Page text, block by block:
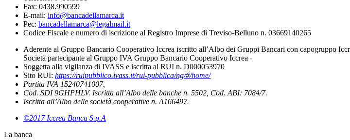
Fax: 0438.990599
E-mail: info@bancadellamarca.it
Pec: bancadellamarca@legalmail.it
Codice Fiscale e numero di iscrizione al Registro Imprese di Treviso-Belluno n. 03669140265
Aderente al Gruppo Bancario Cooperativo Iccrea iscritto all’Albo dei Gruppi Bancari con capogruppo
Società partecipante al Gruppo IVA Gruppo Bancario Cooperativo Iccrea -
Soggetta alla vigilanza di IVASS e iscritta al RUI n. D000053970
Sito RUI: https://ruipubblico.ivass.it/rui-pubblica/ng/#/home/
Partita IVA 15240741007,
Cod. SDI 9GHPHLV. Iscritta all’Albo delle banche n. 5502, Cod. ABI: 7084/7.
Iscritta all’Albo delle società cooperative n. A166497.
©2017 Iccrea Banca S.p.A
La banca